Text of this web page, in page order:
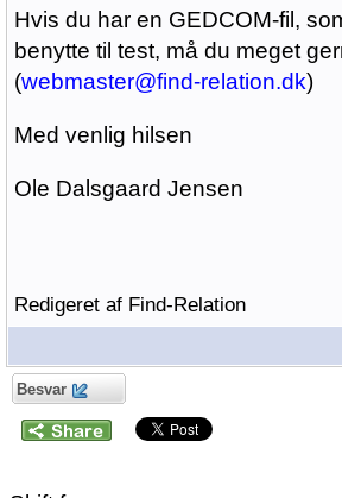
Hvis du har en GEDCOM-fil,
benytte til test, må du meget
(webmaster@find-relation.dk)
Med venlig hilsen
Ole Dalsgaard Jensen
Redigeret af Find-Relation
Besvar